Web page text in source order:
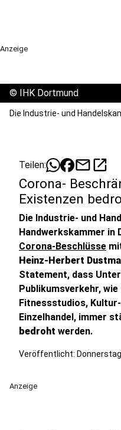
Anzeige
© IHK Dortmund
Die Industrie- und
Teilen: mailopen_in_new
Corona-
Existenzen
Die Industrie- und
Handwerkskammer in
Corona-Beschlüsse
Heinz-Herbert
Statement, dass
Publikumsverkehr,
Fitnessstudios,
Einzelhandel, immer
bedroht werden.
Veröffentlicht:
Anzeige